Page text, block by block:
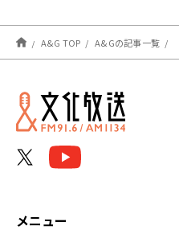
A&G TOP A&Gの記事一覧
メニュー